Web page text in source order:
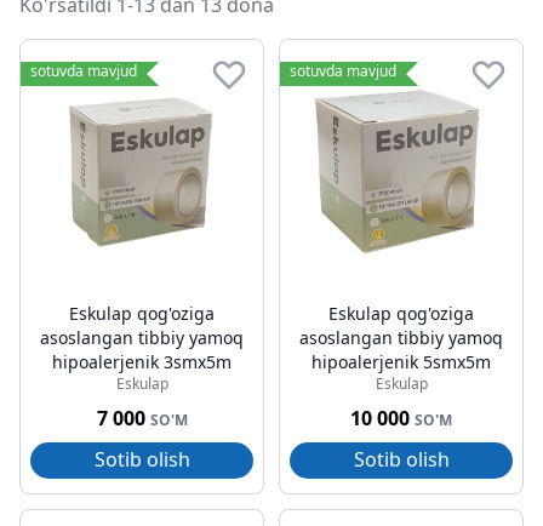
sotuvda mavjud
Eskulap qog'oziga
asoslangan tibbiy yamoq
hipoalerjenik 3smx5m
Eskulap
7 000 SO'M
Sotib olish
sotuvda mavjud
Eskulap qog'oziga
asoslangan tibbiy yamoq
hipoalerjenik 5smx5m
Eskulap
10 000 SO'M
Sotib olish